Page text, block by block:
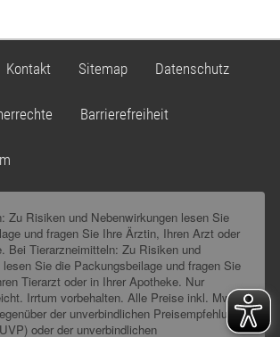
Kontakt Sitemap Datenschutz
Barrierefreiheit
Zu Risiken und Nebenwirkungen lesen Sie
und fragen Sie Ihre Ärztin, Ihren Arzt oder
Bei Tierarzneimitteln: Zu Risiken und
Sie die Packungsbeilage und fragen Sie
Tierarzt oder in Ihrer Apotheke. Nur
Irrtum vorbehalten. Alle Preise inkl. MwSt.
der unverbindlichen Preisempfehlung
oder der unverbindlichen